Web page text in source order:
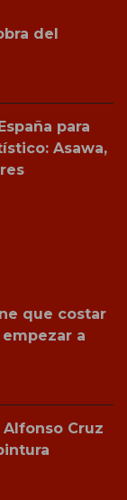
del
para
Asawa,
que costar
a
Cruz